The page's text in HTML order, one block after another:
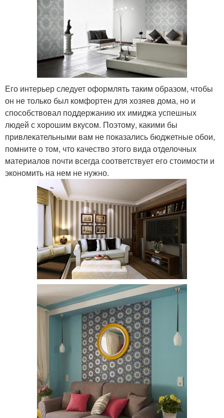
Его интерьер следует оформлять таким образом, чтобы
он не только был комфортен для хозяев дома, но и
способствовал поддержанию их имиджа успешных
людей с хорошим вкусом. Поэтому, какими бы
привлекательными вам не показались бюджетные обои,
помните о том, что качество этого вида отделочных
материалов почти всегда соответствует его стоимости и
экономить на нем не нужно.